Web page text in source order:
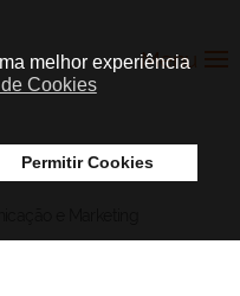
melhor experiência
Cookies
Permitir Cookies
Menu